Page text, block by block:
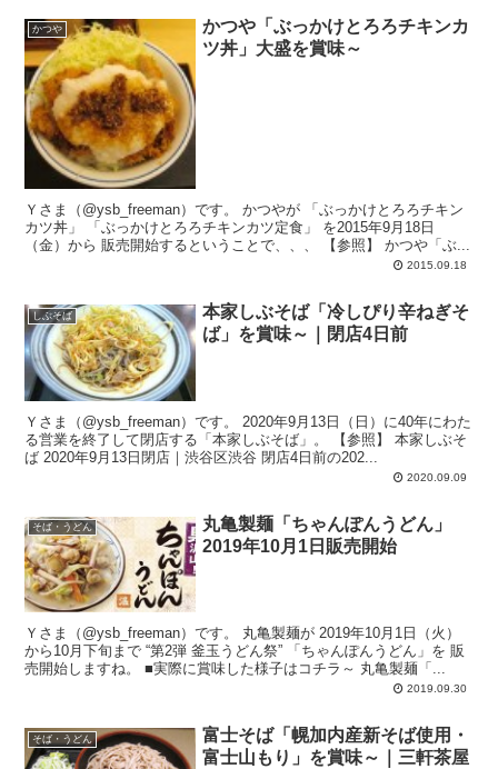
かつや
かつや「ぶっかけとろろチキンカ
ツ丼」大盛を賞味～
Ｙさま（@ysb_freeman）です。 かつやが 「ぶっかけとろろチキン
カツ丼」 「ぶっかけとろろチキンカツ定食」 を2015年9月18日
（金）から 販売開始するということで、、、 【参照】 かつや「ぶ...
2015.09.18
しぶそば
本家しぶそば「冷しぴり辛ねぎそ
ば」を賞味～｜閉店4日前
Ｙさま（@ysb_freeman）です。 2020年9月13日（日）に40年にわた
る営業を終了して閉店する「本家しぶそば」。 【参照】 本家しぶそ
ば 2020年9月13日閉店｜渋谷区渋谷 閉店4日前の202...
2020.09.09
そば・うどん
丸亀製麺「ちゃんぽんうどん」
2019年10月1日販売開始
Ｙさま（@ysb_freeman）です。 丸亀製麺が 2019年10月1日（火）
から10月下旬まで “第2弾 釜玉うどん祭” 「ちゃんぽんうどん」を 販
売開始しますね。 ■実際に賞味した様子はコチラ～ 丸亀製麺「...
2019.09.30
そば・うどん
富士そば「幌加内産新そば使用・
富士山もり」を賞味～｜三軒茶屋